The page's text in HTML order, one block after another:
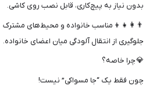
بدون نیاز به پیچ‌کاری، قابل نصب روی کاشی.
👨‍👩‍👧‍👦 مناسب خانواده و محیط‌های مشترک
جلوگیری از انتقال آلودگی میان اعضای خانواده.
💎 چرا خاصه؟
چون فقط یک “جا مسواکی” نیست!